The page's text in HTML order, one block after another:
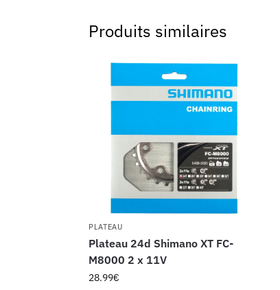
Produits similaires
PLATEAU
Plateau 24d Shimano XT FC-
M8000 2 x 11V
28.99€